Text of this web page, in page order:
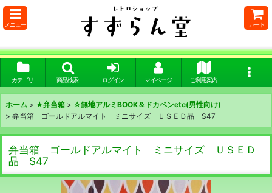
メニュー カート
カテゴリ 商品検索 ログイン マイページ ご利用案内
ホーム > ★弁当箱 > ☆無地アルミBOOK＆ドカベンetc(男性向け)
> 弁当箱 ゴールドアルマイト ミニサイズ ＵＳＥＤ品 S47
弁当箱 ゴールドアルマイト ミニサイズ ＵＳＥＤ
品 S47